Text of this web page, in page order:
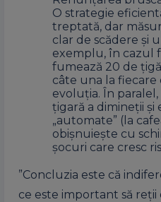
O strategie
treptată, dar
clar de scădere și
exemplu, în cazul
fumează 20 de
câte una la fiecare
evoluția. În
țigară a dimineții și
„automate” (la
obișnuiește cu
șocuri care cresc
”Concluzia este că
ce este important să reţii